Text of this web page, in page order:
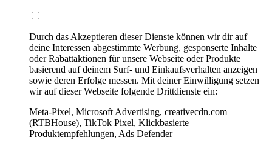
Durch das Akzeptieren dieser Dienste können wir dir auf
deine Interessen abgestimmte Werbung, gesponserte Inhalte
oder Rabattaktionen für unsere Webseite oder Produkte
basierend auf deinem Surf- und Einkaufsverhalten anzeigen
sowie deren Erfolge messen. Mit deiner Einwilligung setzen
wir auf dieser Webseite folgende Drittdienste ein:
Meta-Pixel, Microsoft Advertising, creativecdn.com
(RTBHouse), TikTok Pixel, Klickbasierte
Produktempfehlungen, Ads Defender